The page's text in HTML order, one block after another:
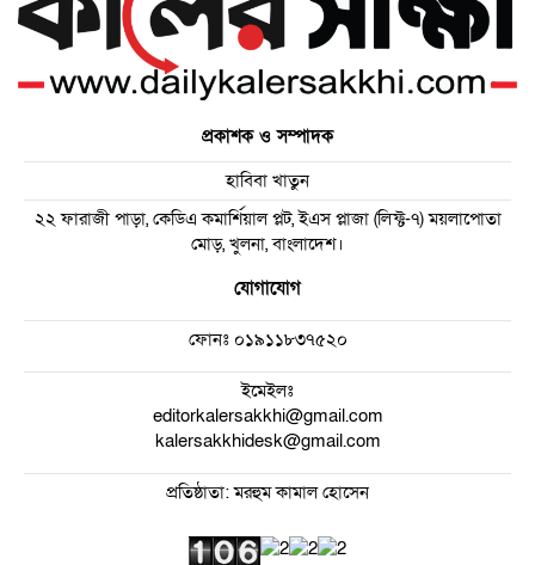
প্রকাশক ও সম্পাদক
হাবিবা খাতুন
২২ ফারাজী পাড়া, কেডিএ কমার্শিয়াল প্লট, ইএস প্লাজা (লিফ্ট-৭) ময়লাপোতা
মোড়, খুলনা, বাংলাদেশ।
যোগাযোগ
ফোনঃ০১৯১১৮৩৭৫২০
ইমেইলঃ
editorkalersakkhi@gmail.com
kalersakkhidesk@gmail.com
প্রতিষ্ঠাতা: মরহুম কামাল হোসেন